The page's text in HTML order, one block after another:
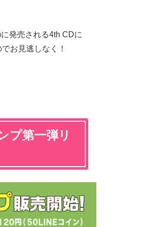
発売される4th CDに
お見逃しなく！
プ第一弾リ